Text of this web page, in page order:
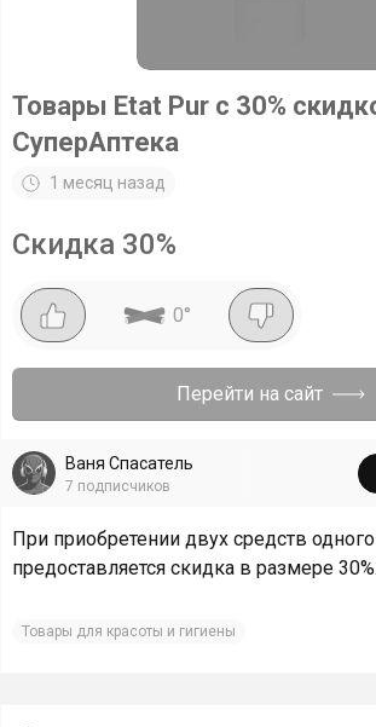
Товары Etat Pur с 30%
СуперАптека
1 месяц назад
Скидка 30%
0°
Перейти на сайт
Ваня Спасатель
7 подписчиков
При приобретении двух средств
предоставляется скидка в размере 30%.
Товары для красоты и гигиены